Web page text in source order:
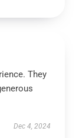
They
Dec 4, 2024